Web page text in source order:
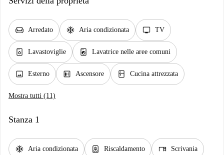
chair Arredato ac_unit Aria condizionata tv TV
dishwasher_gen Lavastoviglie local_laundry_service Lavatrice nelle aree comuni
image Esterno elevator Ascensore kitchen Cucina attrezzata
Mostra tutti (11)
Stanza 1
ac_unit Aria condizionata water_heater Riscaldamento desk Scrivania